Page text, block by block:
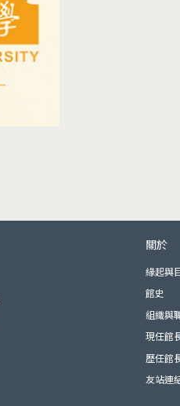
頁
關於
緣起與
館史
組織與
現任館
歷任館
友站連